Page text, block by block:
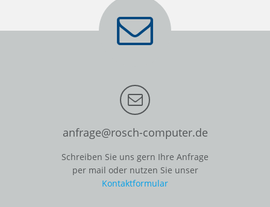
anfrage@rosch-computer.de
Schreiben Sie uns gern Ihre Anfrage
per mail oder nutzen Sie unser
Kontaktformular